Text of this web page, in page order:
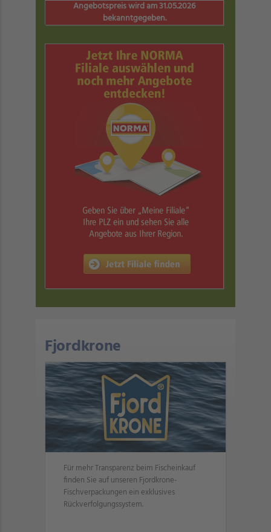
Angebotspreis wird am 31.05.2026
bekanntgegeben.
Fjordkrone
Für mehr Transparenz beim Fischeinkauf
finden Sie auf unseren Fjordkrone-
Fischverpackungen ein exklusives
Rückverfolgungssystem.